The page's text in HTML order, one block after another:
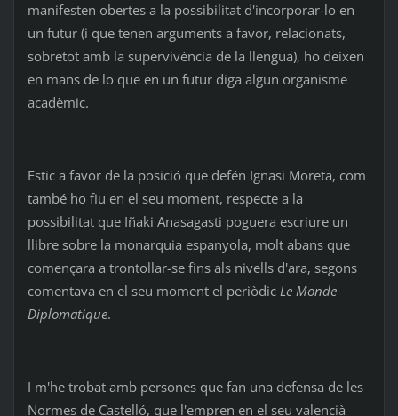
manifesten obertes a la possibilitat d'incorporar-lo en
un futur (i que tenen arguments a favor, relacionats,
sobretot amb la supervivència de la llengua), ho deixen
en mans de lo que en un futur diga algun organisme
acadèmic.
Estic a favor de la posició que defén Ignasi Moreta, com
també ho fiu en el seu moment, respecte a la
possibilitat que Iñaki Anasagasti poguera escriure un
llibre sobre la monarquia espanyola, molt abans que
començara a trontollar-se fins als nivells d'ara, segons
comentava en el seu moment el periòdic Le Monde
Diplomatique.
I m'he trobat amb persones que fan una defensa de les
Normes de Castelló, que l'empren en el seu valencià